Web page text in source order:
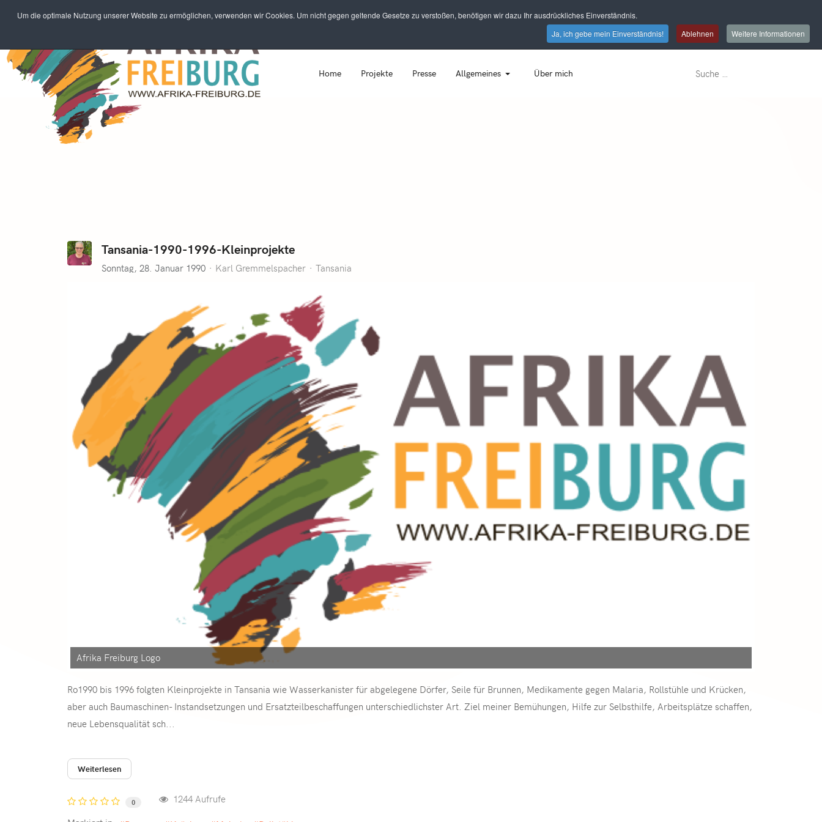
Um die optimale Nutzung unserer Website zu ermöglichen, verwenden wir Cookies. Um nicht gegen geltende Gesetze zu verstoßen, benötigen wir dazu Ihr ausdrückliches Einverständnis.
Ja, ich gebe mein Einverständnis!
Ablehnen Weitere Informationen
Home Projekte Presse Allgemeines Über mich
Tansania-1990-1996-Kleinprojekte
Sonntag, 28. Januar 1990 Karl Gremmelspacher Tansania
Afrika Freiburg Logo
Ro1990 bis 1996 folgten Kleinprojekte in Tansania wie Wasserkanister für abgelegene Dörfer, Seile für Brunnen, Medikamente gegen Malaria, Rollstühle und Krücken,
aber auch Baumaschinen- Instandsetzungen und Ersatzteilbeschaffungen unterschiedlichster Art. Ziel meiner Bemühungen, Hilfe zur Selbsthilfe, Arbeitsplätze schaffen,
neue Lebensqualität sch...
Weiterlesen
0
1244 Aufrufe